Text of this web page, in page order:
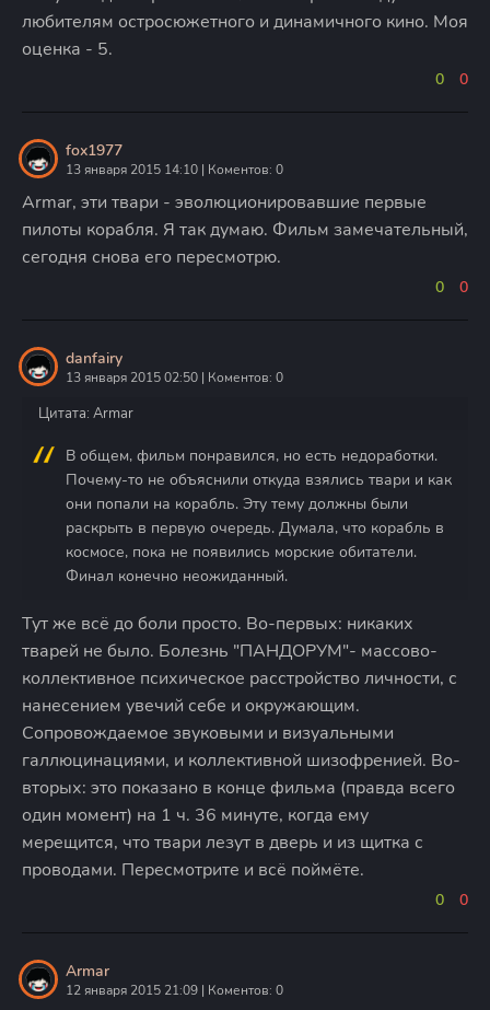
любителям остросюжетного и динамичного кино. Моя
оценка - 5.
0 0
fox1977
13 января 2015 14:10 | Коментов: 0
Armar, эти твари - эволюционировавшие первые
пилоты корабля. Я так думаю. Фильм замечательный,
сегодня снова его пересмотрю.
0 0
danfairy
13 января 2015 02:50 | Коментов: 0
Цитата: Armar
В общем, фильм понравился, но есть недоработки.
Почему-то не объяснили откуда взялись твари и как
они попали на корабль. Эту тему должны были
раскрыть в первую очередь. Думала, что корабль в
космосе, пока не появились морские обитатели.
Финал конечно неожиданный.
Тут же всё до боли просто. Во-первых: никаких
тварей не было. Болезнь "ПАНДОРУМ"- массово-
коллективное психическое расстройство личности, с
нанесением увечий себе и окружающим.
Сопровождаемое звуковыми и визуальными
галлюцинациями, и коллективной шизофренией. Во-
вторых: это показано в конце фильма (правда всего
один момент) на 1 ч. 36 минуте, когда ему
мерещится, что твари лезут в дверь и из щитка с
проводами. Пересмотрите и всё поймёте.
0 0
Armar
12 января 2015 21:09 | Коментов: 0